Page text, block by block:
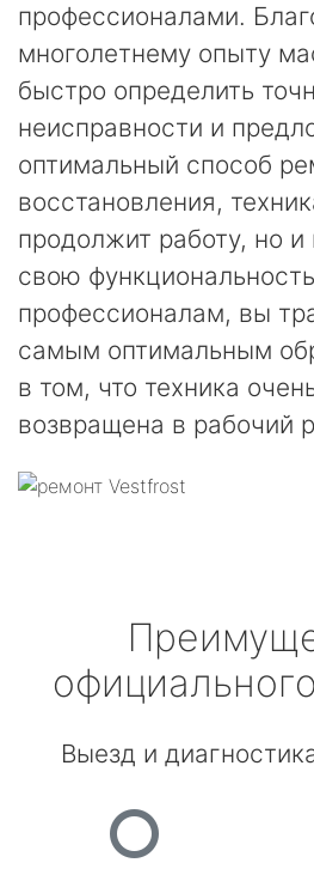
профессионалами.
многолетнему опыту
быстро определить
неисправности и
оптимальный способ
восстановления,
продолжит работу, но
свою
профессионалам, вы
самым оптимальным
в том, что техника
возвращена в рабочий
Выезд и